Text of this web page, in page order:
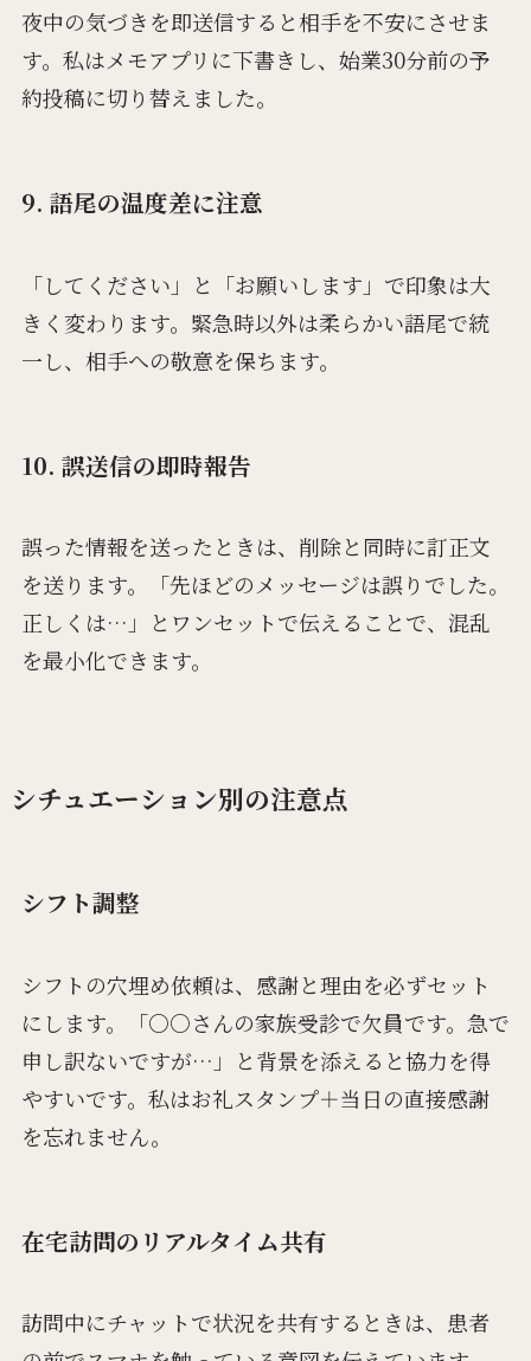
夜中の気づきを即送信すると相手を不安にさせま
す。私はメモアプリに下書きし、始業30分前の予
約投稿に切り替えました。
9. 語尾の温度差に注意
「してください」と「お願いします」で印象は大
きく変わります。緊急時以外は柔らかい語尾で統
一し、相手への敬意を保ちます。
10. 誤送信の即時報告
誤った情報を送ったときは、削除と同時に訂正文
を送ります。「先ほどのメッセージは誤りでした。
正しくは…」とワンセットで伝えることで、混乱
を最小化できます。
シチュエーション別の注意点
シフト調整
シフトの穴埋め依頼は、感謝と理由を必ずセット
にします。「○○さんの家族受診で欠員です。急で
申し訳ないですが…」と背景を添えると協力を得
やすいです。私はお礼スタンプ＋当日の直接感謝
を忘れません。
在宅訪問のリアルタイム共有
訪問中にチャットで状況を共有するときは、患者